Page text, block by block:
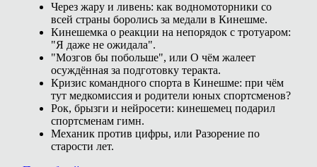
Через жару и ливень: как водномоторники со
всей страны боролись за медали в Кинешме.
Кинешемка о реакции на непорядок с тротуаром:
"Я даже не ожидала".
"Мозгов бы побольше", или О чём жалеет
осуждённая за подготовку теракта.
Кризис командного спорта в Кинешме: при чём
тут медкомиссия и родители юных спортсменов?
Рок, брызги и нейросети: кинешемец подарил
спортсменам гимн.
Механик против цифры, или Разорение по
старости лет.